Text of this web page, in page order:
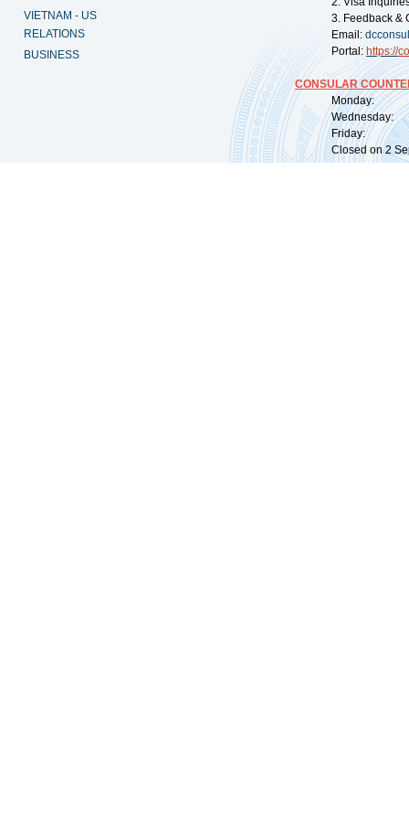
VIETNAM - US
RELATIONS
BUSINESS
3. Feedback &
Email:
Portal: https://
CONSULAR
Monday:
Wednesday:
Friday:
Closed on 2